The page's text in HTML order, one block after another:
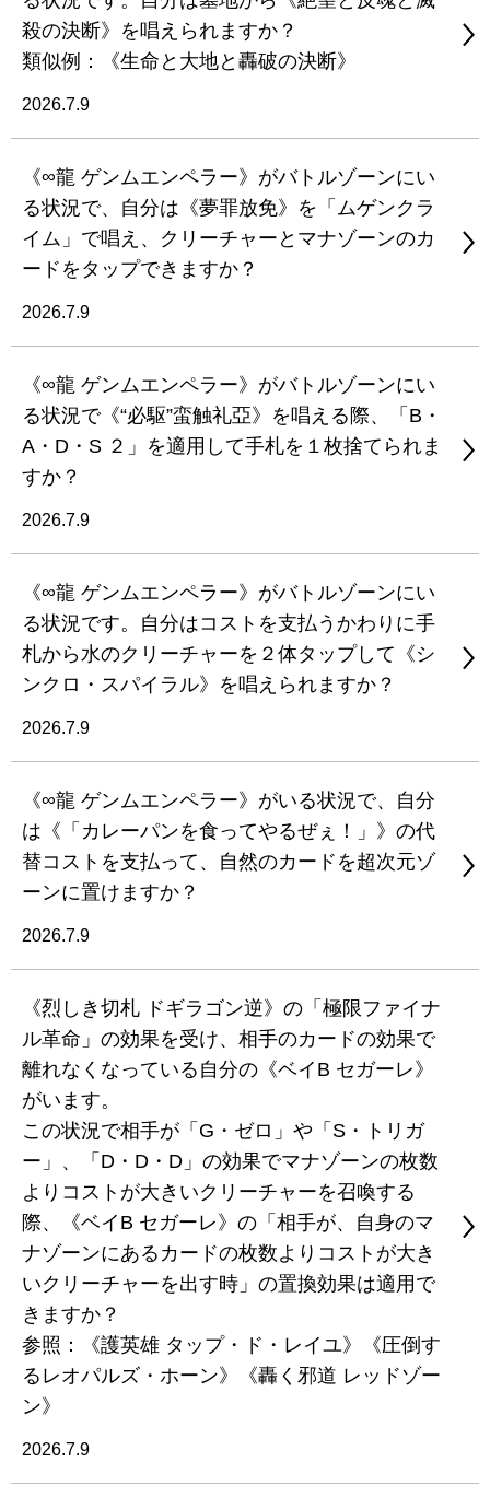
殺の決断》を唱えられますか？
類似例：《生命と大地と轟破の決断》
2026.7.9
《∞龍 ゲンムエンペラー》がバトルゾーンにい
る状況で、自分は《夢罪放免》を「ムゲンクラ
イム」で唱え、クリーチャーとマナゾーンのカ
ードをタップできますか？
2026.7.9
《∞龍 ゲンムエンペラー》がバトルゾーンにい
る状況で《“必駆”蛮触礼亞》を唱える際、「B・
A・D・S ２」を適用して手札を１枚捨てられま
すか？
2026.7.9
《∞龍 ゲンムエンペラー》がバトルゾーンにい
る状況です。自分はコストを支払うかわりに手
札から水のクリーチャーを２体タップして《シ
ンクロ・スパイラル》を唱えられますか？
2026.7.9
《∞龍 ゲンムエンペラー》がいる状況で、自分
は《「カレーパンを食ってやるぜぇ！」》の代
替コストを支払って、自然のカードを超次元ゾ
ーンに置けますか？
2026.7.9
《烈しき切札 ドギラゴン逆》の「極限ファイナ
ル革命」の効果を受け、相手のカードの効果で
離れなくなっている自分の《ベイB セガーレ》
がいます。
この状況で相手が「G・ゼロ」や「S・トリガ
ー」、「D・D・D」の効果でマナゾーンの枚数
よりコストが大きいクリーチャーを召喚する
際、《ベイB セガーレ》の「相手が、自身のマ
ナゾーンにあるカードの枚数よりコストが大き
いクリーチャーを出す時」の置換効果は適用で
きますか？
参照：《護英雄 タップ・ド・レイユ》《圧倒す
るレオパルズ・ホーン》《轟く邪道 レッドゾー
ン》
2026.7.9